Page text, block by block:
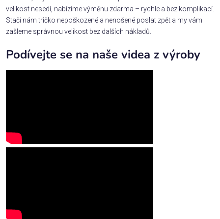
velikost nesedí, nabízíme výměnu zdarma – rychle a bez komplikací.
Stačí nám tričko nepoškozené a nenošené poslat zpět a my vám
zašleme správnou velikost bez dalších nákladů.
Podívejte se na naše videa z výroby